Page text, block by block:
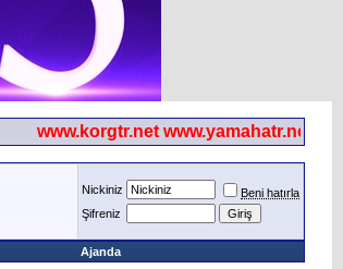
www.yamahatr.net
Nickiniz
Beni hatırla
Şifreniz
Ajanda